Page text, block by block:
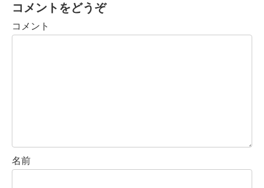
コメントをどうぞ
コメント
名前